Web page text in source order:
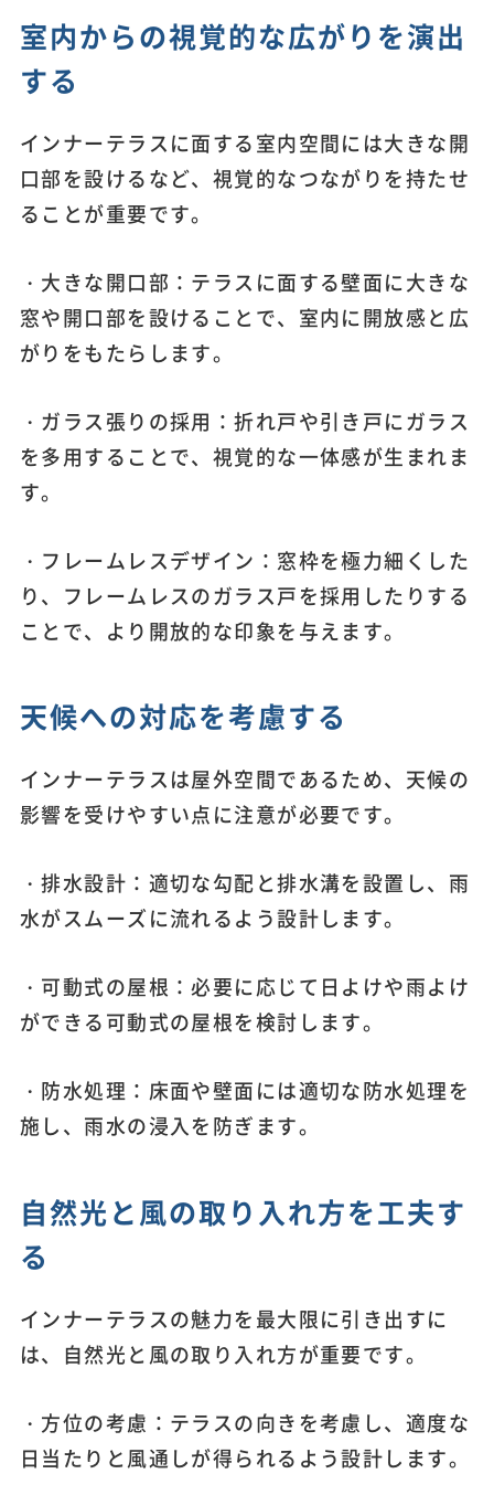
室内からの視覚的な広がりを演出
する
インナーテラスに面する室内空間には大きな開
口部を設けるなど、視覚的なつながりを持たせ
ることが重要です。
・大きな開口部：テラスに面する壁面に大きな
窓や開口部を設けることで、室内に開放感と広
がりをもたらします。
・ガラス張りの採用：折れ戸や引き戸にガラス
を多用することで、視覚的な一体感が生まれま
す。
・フレームレスデザイン：窓枠を極力細くした
り、フレームレスのガラス戸を採用したりする
ことで、より開放的な印象を与えます。
天候への対応を考慮する
インナーテラスは屋外空間であるため、天候の
影響を受けやすい点に注意が必要です。
・排水設計：適切な勾配と排水溝を設置し、雨
水がスムーズに流れるよう設計します。
・可動式の屋根：必要に応じて日よけや雨よけ
ができる可動式の屋根を検討します。
・防水処理：床面や壁面には適切な防水処理を
施し、雨水の浸入を防ぎます。
自然光と風の取り入れ方を工夫す
る
インナーテラスの魅力を最大限に引き出すに
は、自然光と風の取り入れ方が重要です。
・方位の考慮：テラスの向きを考慮し、適度な
日当たりと風通しが得られるよう設計します。